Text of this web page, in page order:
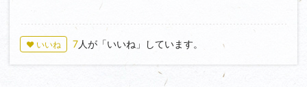
♥ いいね 7人が「いいね」しています。